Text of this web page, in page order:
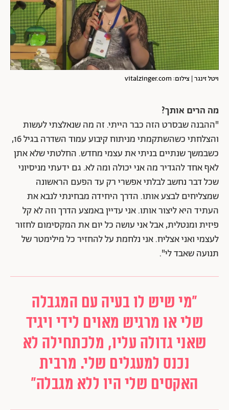
ויטל זינגר | צילום: vitalzinger.com
מה הרים אותך?
"ההבנה שבסרט הזה כבר הייתי. זה מה שנאלצתי לעשות
והצלחתי כשהשתקמתי מניתוח קיבוע עמוד השדרה בגיל 16,
כשבמשך שנתיים בניתי את עצמי מחדש. החלטתי שלא אתן
לאף אחד להגדיר מה אני יכולה ומה לא. גם ידעתי מניסיוני
שכל דבר נחשב לבלתי אפשרי רק עד הפעם הראשונה
שמצליחים לבצע אותו. הדרך היחידה מבחינתי לנבא את
העתיד היא ליצור אותו. אני עדיין באמצע הדרך וזה לא קל
פיזית ומנטלית, אבל אני עושה כל יום את המקסימום לחזור
לעצמי ואני אצליח. אני נלחמת על להחזיר כל מילימטר של
תנועה שאבד לי".
"מי שיש לו בעיה עם המגבלה
שלי או מרגיש מאוים לידי ויגיד
שאני גדולה עליו, מלכתחילה לא
נכנס למעגלים שלי. מרבית
האקסים שלי היו ללא מגבלה"